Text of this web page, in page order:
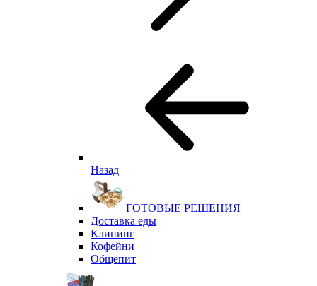
Назад
ГОТОВЫЕ РЕШЕНИЯ
Доставка еды
Клининг
Кофейни
Общепит